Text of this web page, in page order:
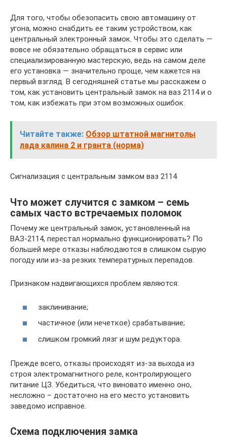
Для того, чтобы обезопасить свою автомашину от
угона, можно снабдить ее таким устройством, как
центральный электронный замок. Чтобы это сделать —
вовсе не обязательно обращаться в сервис или
специализированную мастерскую, ведь на самом деле
его установка — значительно проще, чем кажется на
первый взгляд. В сегодняшней статье мы расскажем о
том, как установить центральный замок на ваз 2114 и о
том, как избежать при этом возможных ошибок.
Читайте также: Обзор штатной магнитолы
лада калина 2 и гранта (норма)
Сигнализация с центральным замком ваз 2114
Что может случится с замком – семь
самых часто встречаемых поломок
Почему же центральный замок, установленный на
ВАЗ-2114, перестал нормально функционировать? По
большей мере отказы наблюдаются в слишком сырую
погоду или из-за резких температурных перепадов.
Признаком надвигающихся проблем являются:
заклинивание;
частичное (или нечеткое) срабатывание;
слишком громкий лязг и шум редуктора.
Прежде всего, отказы происходят из-за выхода из
строя электромагнитного реле, контролирующего
питание ЦЗ. Убедиться, что виновато именно оно,
несложно – достаточно на его место установить
заведомо исправное.
Схема подключения замка